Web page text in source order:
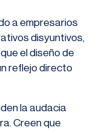
a empresarios
disyuntivos,
el diseño de
reflejo directo
la audacia
Creen que